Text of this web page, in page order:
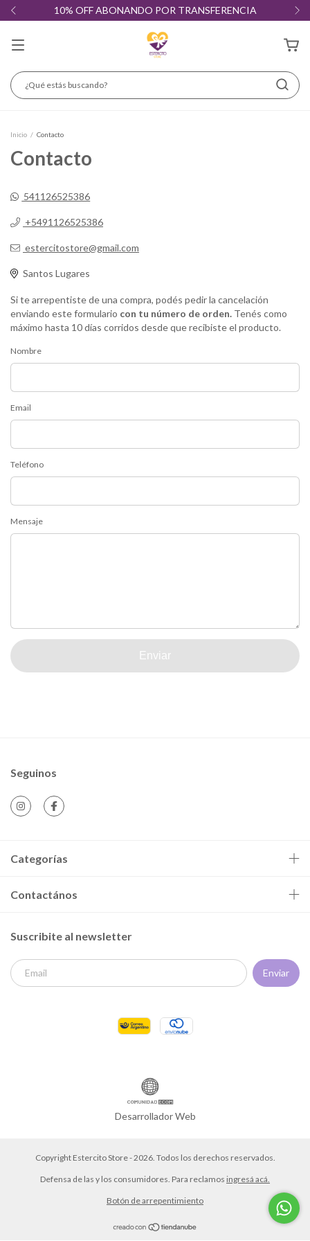
10% OFF ABONANDO POR TRANSFERENCIA
Inicio / Contacto
Contacto
541126525386
+5491126525386
estercitostore@gmail.com
Santos Lugares
Si te arrepentiste de una compra, podés pedir la cancelación
enviando este formulario con tu número de orden. Tenés como
máximo hasta 10 días corridos desde que recibiste el producto.
Nombre
Email
Teléfono
Mensaje
Enviar
Seguinos
Categorías
Contactános
Suscribite al newsletter
Desarrollador Web
Copyright Estercito Store - 2026. Todos los derechos reservados.
Defensa de las y los consumidores. Para reclamos ingresá acá.
Botón de arrepentimiento